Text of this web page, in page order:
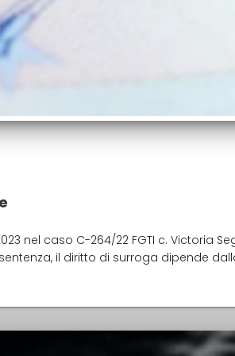
nel caso C-264/22 FGTI c. Victoria
il diritto di surroga dipende